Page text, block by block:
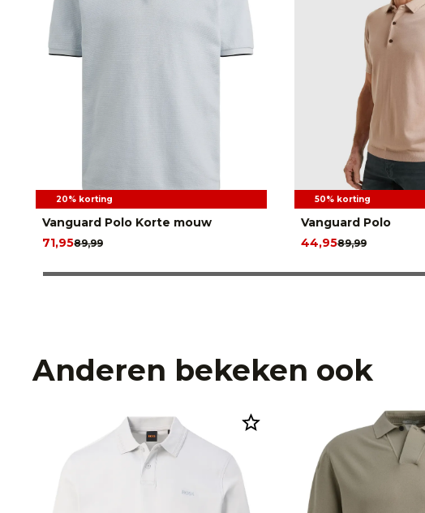
20% korting
Vanguard Polo Korte mouw
89,99
71,95
50% korting
Vanguard Polo
89,99
44,95
Anderen bekeken ook